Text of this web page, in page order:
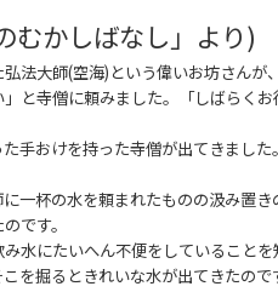
むかしばなし」より)
法大師(空海)という偉いお坊さんが
と寺僧に頼みました。「しばらく
手おけを持った寺僧が出てきまし
一杯の水を頼まれたものの汲み置
です。
水にたいへん不便をしていること
を掘るときれいな水が出てきたの